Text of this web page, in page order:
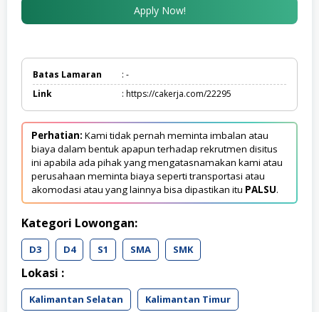
Apply Now!
Batas Lamaran
: -
Link
: https://cakerja.com/22295
Perhatian: Kami tidak pernah meminta imbalan atau
biaya dalam bentuk apapun terhadap rekrutmen disitus
ini apabila ada pihak yang mengatasnamakan kami atau
perusahaan meminta biaya seperti transportasi atau
akomodasi atau yang lainnya bisa dipastikan itu PALSU.
Kategori Lowongan:
D3 D4 S1 SMA SMK
Lokasi :
Kalimantan Selatan Kalimantan Timur